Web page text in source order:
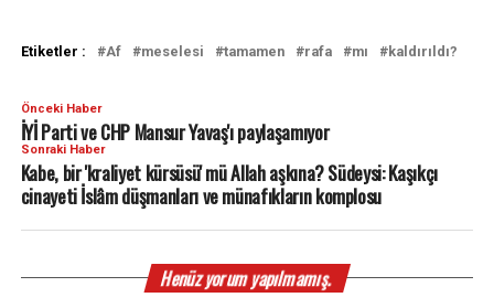
Etiketler : Af meselesi tamamen rafa mı kaldırıldı?
Önceki Haber
İYİ Parti ve CHP Mansur Yavaş'ı paylaşamıyor
Sonraki Haber
Kabe, bir 'kraliyet kürsüsü' mü Allah aşkına? Südeysi: Kaşıkçı
cinayeti İslâm düşmanları ve münafıkların komplosu
Henüz yorum yapılmamış.